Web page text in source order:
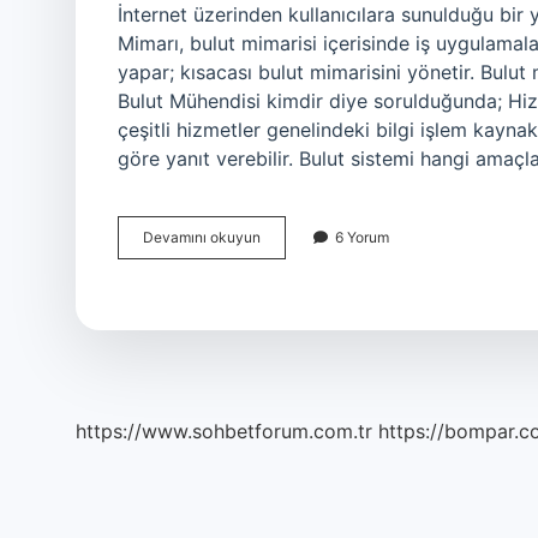
İnternet üzerinden kullanıcılara sunulduğu
Mimarı, bulut mimarisi içerisinde iş
yapar; kısacası bulut mimarisini yönetir.
Bulut Mühendisi kimdir diye sorulduğunda;
çeşitli hizmetler genelindeki bilgi işlem
göre yanıt verebilir. Bulut sistemi hangi
Devamını okuyun
Mimarı
6 Yorum
https://www.sohbetforum.com.tr https://